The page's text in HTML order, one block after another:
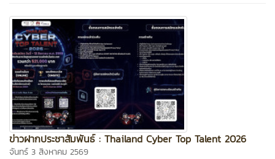
ข่าวฝากประชาสัมพันธ์ : Thailand Cyber Top Talent 2026
จันทร์ 3 สิงหาคม 2569